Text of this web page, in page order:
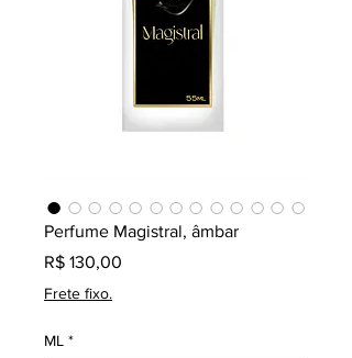
Perfume Magistral, âmbar
R$ 130,00
Frete fixo.
ML *